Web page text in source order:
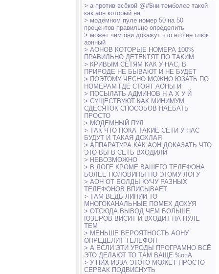
> а против всёкой @#$ни темболее такой
как аон который на
> модемном пуле номер 50 на 50
процентов правильно определить
> может чем они докажут что ето не глюк
аонный
> АОНОВ КОТОРЫЕ НОМЕРА 100%
ПРАВИЛЬНО ДЕТЕКТЯТ ПО ТАКИМ
> КРИВЫМ СЕТЯМ КАК У НАС, В
ПРИРОДЕ НЕ БЫВАЮТ И НЕ БУДЕТ
> ПОЭТОМУ ЧЕСНО МОЖНО ЮЗАТЬ ПО
НОМЕРАМ ГДЕ СТОЯТ АОНЫ И
> ПОСЫЛАТЬ АДМИНОВ Н А Х У Й
> СУЩЕСТВУЮТ КАК МИНИМУМ
СДЕСЯТОК СПОСОБОВ НАЕБАТЬ
ПРОСТО
> МОДЕМНЫЙ ПУЛ
> ТАК ЧТО ПОКА ТАКИЕ СЕТИ У НАС
БУДУТ И ТАКАЯ ДОХЛАЯ
> АППАРАТУРА КАК АОН ДОКАЗАТЬ ЧТО
ЭТО ВЫ В СЕТЬ ВХОДИЛИ
> НЕВОЗМОЖНО
> В ЛОГЕ КРОМЕ ВАШЕГО ТЕЛЕФОНА
БОЛЕЕ ПОЛОВИНЫ ПО ЭТОМУ ЛОГУ
> АОН ОТ БОЛДЫ КУЧУ РАЗНЫХ
ТЕЛЕФОНОВ ВПИСЫВАЕТ
> ТАМ ВЕДЬ ЛИНИИ ТО
МНОГОКАНАЛЬНЫЕ ПОМЕХ ДОХУЯ
> ОТСЮДА ВЫВОД ЧЕМ БОЛЬШЕ
ЮЗЕРОВ ВИСИТ И ВХОДИТ НА ПУЛЕ
ТЕМ
> МЕНЬШЕ ВЕРОЯТНОСТЬ АОНУ
ОПРЕДЕЛИТ ТЕЛЕФОН
> А ЕСЛИ ЭТИ УРОДЫ ПРОГРАМНО ВСЁ
ЭТО ДЕЛАЮТ ТО ТАМ ВАЩЕ %опА
> У НИХ ИЗЗА ЭТОГО МОЖЕТ ПРОСТО
СЕРВАК ПОДВИСНУТЬ